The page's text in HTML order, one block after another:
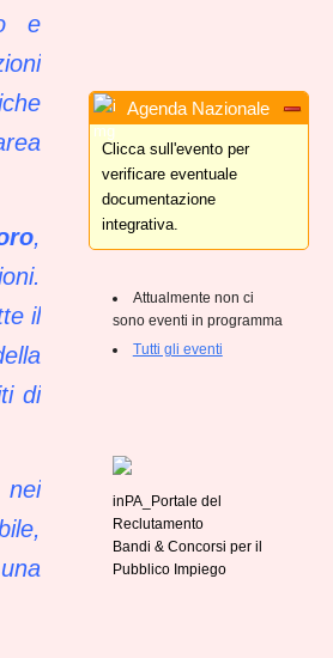
e
,
il
di
nei
Agenda Nazionale
Clicca sull'evento per
verificare eventuale
documentazione
integrativa.
Attualmente non ci
sono eventi in programma
Tutti gli eventi
inPA_Portale del
Reclutamento
Bandi & Concorsi per il
Pubblico Impiego